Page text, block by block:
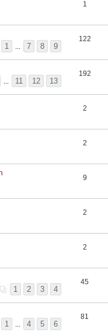
1
1 7 8 9
122
11 12 13
192
2
2
9
2
2
1 2 3 4
45
1 4 5 6
81